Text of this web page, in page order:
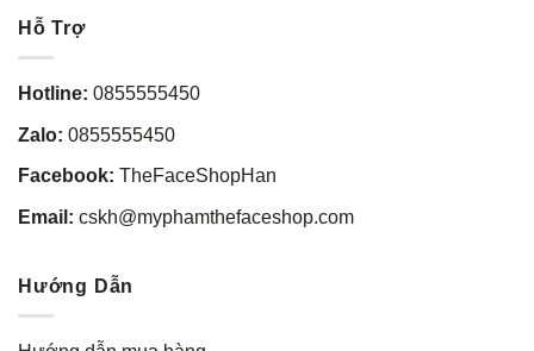
Hỗ Trợ
Hotline: 0855555450
Zalo: 0855555450
Facebook: TheFaceShopHan
Email: cskh@myphamthefaceshop.com
Hướng Dẫn